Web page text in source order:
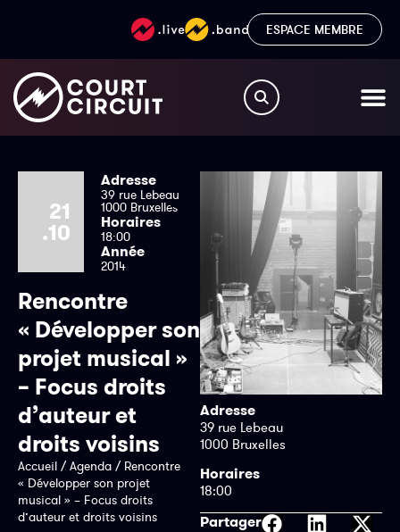
ESPACE MEMBRE
21
.10
Adresse
39 rue Lebeau
1000 Bruxelles
Horaires
18:00
Année
2014
Rencontre
« Développer son
projet musical »
– Focus droits
d’auteur et
droits voisins
Accueil /Agenda / Rencontre
« Développer son projet
musical » – Focus droits
d’auteur et droits voisins
Adresse
39 rue Lebeau
1000 Bruxelles
Horaires
18:00
Partager